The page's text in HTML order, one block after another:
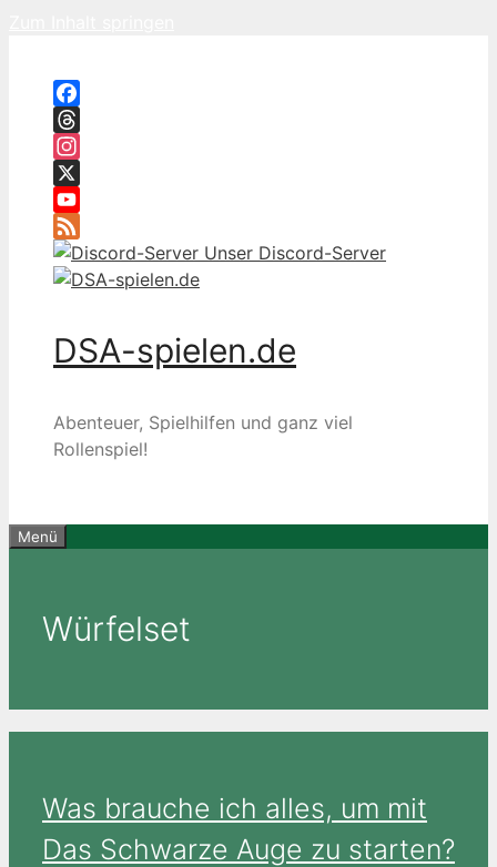
Facebook
Threads
Instagram
X
YouTube
Feed
Unser Discord-Server
DSA-spielen.de
Abenteuer, Spielhilfen und ganz viel
Rollenspiel!
Menü
Würfelset
Was brauche ich alles, um mit
Das Schwarze Auge zu starten?